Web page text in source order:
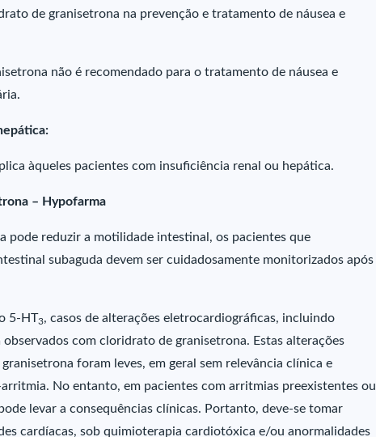
de granisetrona na prevenção e tratamento de náusea e
não é recomendado para o tratamento de náusea e
àqueles pacientes com insuficiência renal ou hepática.
– Hypofarma
pode reduzir a motilidade intestinal, os pacientes que
subaguda devem ser cuidadosamente monitorizados após
5-HT3, casos de alterações eletrocardiográficas, incluindo
com cloridrato de granisetrona. Estas alterações
foram leves, em geral sem relevância clínica e
No entanto, em pacientes com arritmias preexistentes ou
levar a consequências clínicas. Portanto, deve-se tomar
cardíacas, sob quimioterapia cardiotóxica e/ou anormalidades